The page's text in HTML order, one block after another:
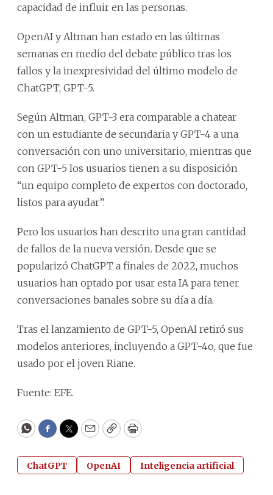
capacidad de influir en las personas.
OpenAI y Altman han estado en las últimas
semanas en medio del debate público tras los
fallos y la inexpresividad del último modelo de
ChatGPT, GPT-5.
Según Altman, GPT-3 era comparable a chatear
con un estudiante de secundaria y GPT-4 a una
conversación con uno universitario, mientras que
con GPT-5 los usuarios tienen a su disposición
“un equipo completo de expertos con doctorado,
listos para ayudar”.
Pero los usuarios han descrito una gran cantidad
de fallos de la nueva versión. Desde que se
popularizó ChatGPT a finales de 2022, muchos
usuarios han optado por usar esta IA para tener
conversaciones banales sobre su día a día.
Tras el lanzamiento de GPT-5, OpenAI retiró sus
modelos anteriores, incluyendo a GPT-4o, que fue
usado por el joven Riane.
Fuente: EFE.
WhatsApp
Facebook
Twitter
EmailCopyPrint
ChatGPT OpenAI Inteligencia artificial